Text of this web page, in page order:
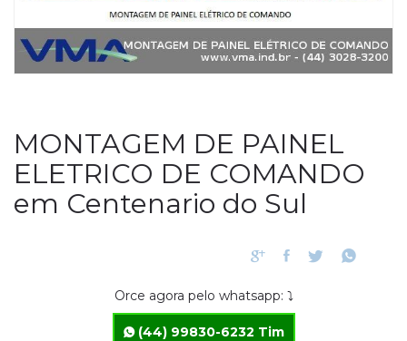
MONTAGEM DE PAINEL
ELETRICO DE COMANDO
em Centenario do Sul
Orce agora pelo whatsapp: ⤵
(44) 99830-6232 Tim